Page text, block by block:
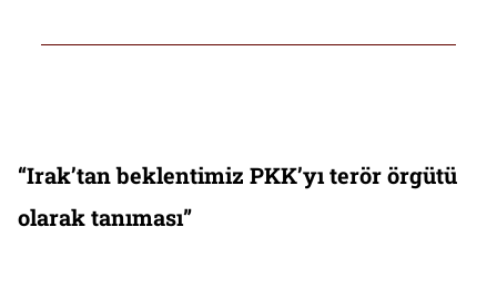
“Irak’tan beklentimiz PKK’yı terör örgütü
olarak tanıması”